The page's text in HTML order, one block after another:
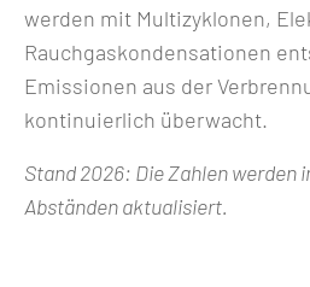
werden mit Multizyklonen,
Rauchgaskondensationen
Emissionen aus der
kontinuierlich überwacht.
Stand 2026: Die Zahlenwerden
Abständen aktualisiert.